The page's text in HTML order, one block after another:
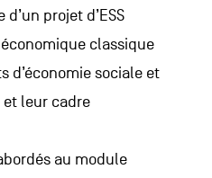
projet d’ESS
classique
d’économie sociale et
et leur cadre
au module